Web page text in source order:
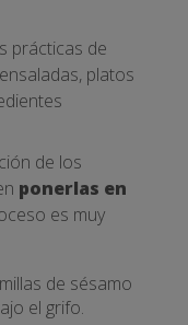
prácticas de
platos
de los
ponerlas en
es muy
de sésamo
el grifo.